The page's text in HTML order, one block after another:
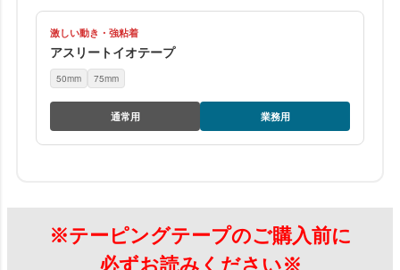
激しい動き・強粘着
アスリートイオテープ
50mm 75mm
通常用 業務用
※テーピングテープのご購入前に
必ずお読みください※